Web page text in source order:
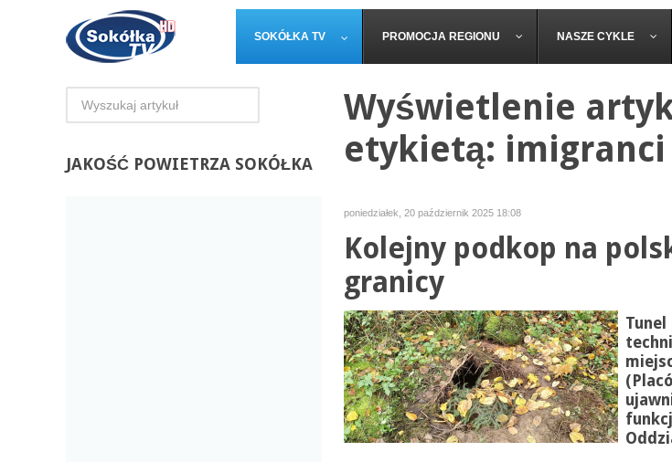
SOKÓŁKA TV PROMOCJA REGIONU NASZE CYKLE
Wyświetlenie
etykietą: imigranci
poniedziałek, 20 październik 2025 18:08
Kolejny podkop na
granicy
JAKOŚĆ POWIETRZA SOKÓŁKA